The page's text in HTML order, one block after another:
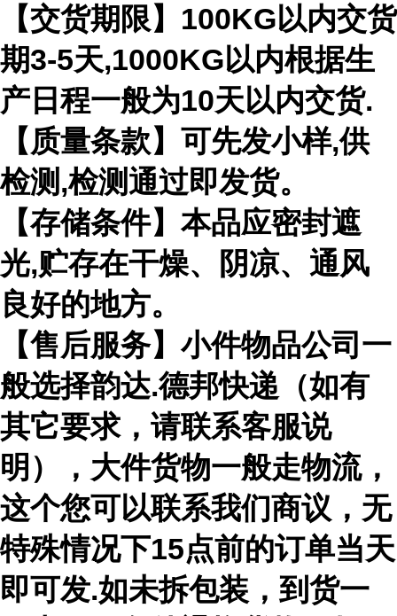
【交货期限】100KG以内交货
期3-5天,1000KG以内根据生
产日程一般为10天以内交货.
【质量条款】可先发小样,供
检测,检测通过即发货。
【存储条件】本品应密封遮
光,贮存在干燥、阴凉、通风
良好的地方。
【售后服务】小件物品公司一
般选择韵达.德邦快递（如有
其它要求，请联系客服说
明），大件货物一般走物流，
这个您可以联系我们商议，无
特殊情况下15点前的订单当天
即可发.如未拆包装，到货一